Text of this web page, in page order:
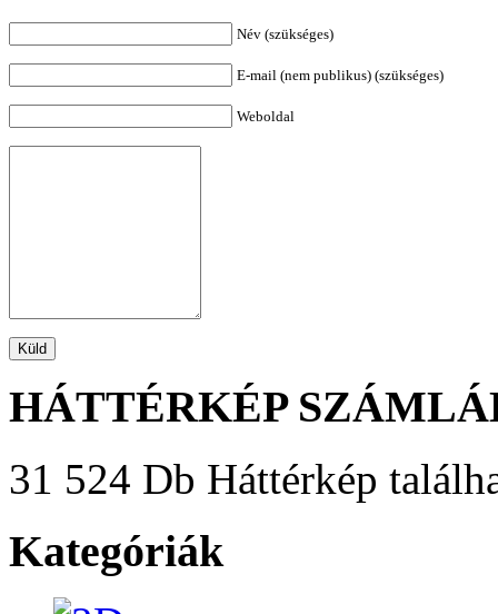
Név (szükséges)
E-mail (nem publikus) (szükséges)
Weboldal
HÁTTÉRKÉP
31 524 Db Háttérkép
Kategóriák